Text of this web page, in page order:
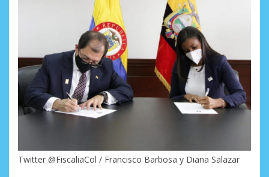
Twitter @FiscaliaCol / Francisco Barbosa y Diana Salazar